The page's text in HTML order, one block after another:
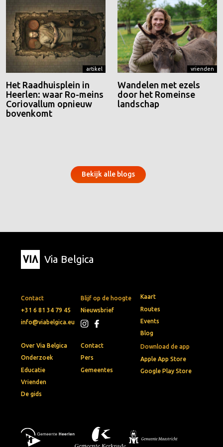
artikel
Het Raadhuisplein in
Heerlen: waar Ro-meins
Coriovallum opnieuw
bovenkomt
vrienden
Wandelen met ezels
door het Romeinse
landschap
Bekijk alle blogs
Via Belgica
Contact
+31 6 81 34 79 45
info@viabelgica.eu
Blijf op de hoogte
Nieuwsbrief
Download de app
Apple App Store
Google Play Store
Kaart
Routes
Events
Blog
Over Via Belgica
Onderzoek
Educatie
Vrienden
De gids
Contact
Pers
Gemeentes